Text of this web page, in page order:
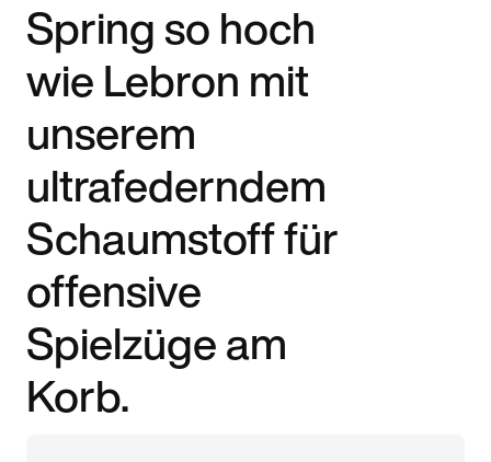
Spring so hoch
wie Lebron mit
unserem
ultrafederndem
Schaumstoff für
offensive
Spielzüge am
Korb.